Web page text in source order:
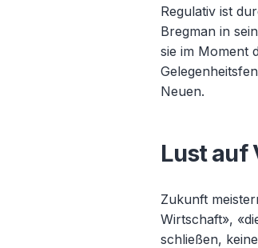
Regulativ ist
Bregman in
sie im Moment
Neuen.
Lust auf
Zukunft
Wirtschaft»,
schließen,